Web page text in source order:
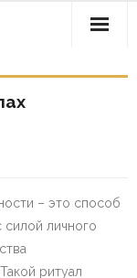
– это способ
личного
ритуал